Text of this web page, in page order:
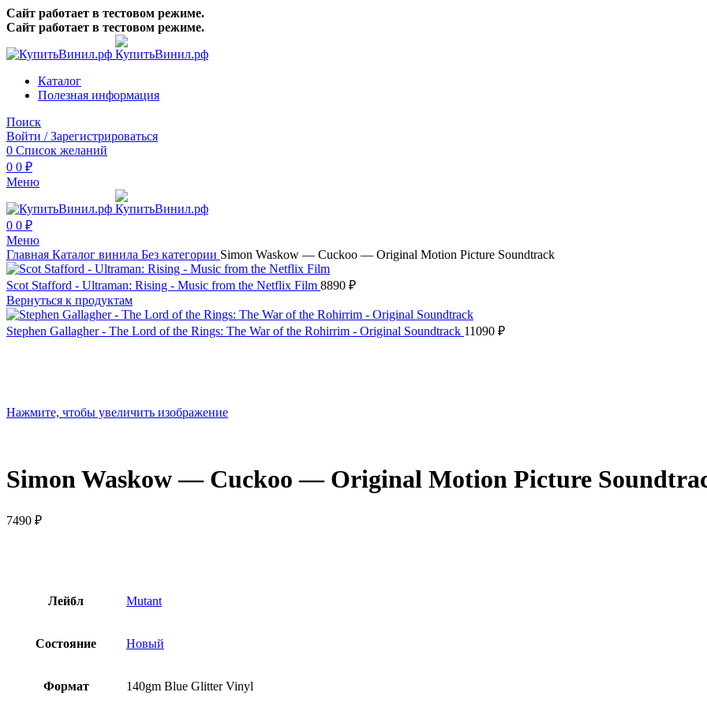
Сайт работает в тестовом режиме.
Сайт работает в тестовом режиме.
Каталог
Полезная информация
Поиск
Войти / Зарегистрироваться
0 Список желаний
0 0 ₽
Меню
0 0 ₽
Меню
Главная Каталог винила Без категории Simon Waskow — Cuckoo — Original Motion Picture Soundtrack
Scot Stafford - Ultraman: Rising - Music from the Netflix Film 8890 ₽
Вернуться к продуктам
Stephen Gallagher - The Lord of the Rings: The War of the Rohirrim - Original Soundtrack 11090 ₽
Нажмите, чтобы увеличить изображение
Simon Waskow — Cuckoo — Original Motion Picture
7490 ₽
Лейбл Mutant
Состояние Новый
Формат 140gm Blue Glitter Vinyl